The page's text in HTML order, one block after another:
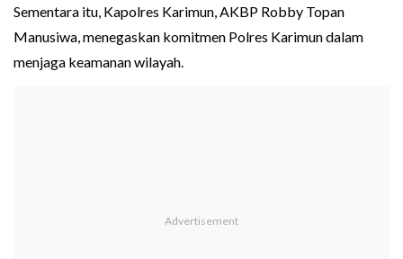
Sementara itu, Kapolres Karimun, AKBP Robby Topan
Manusiwa, menegaskan komitmen Polres Karimun dalam
menjaga keamanan wilayah.